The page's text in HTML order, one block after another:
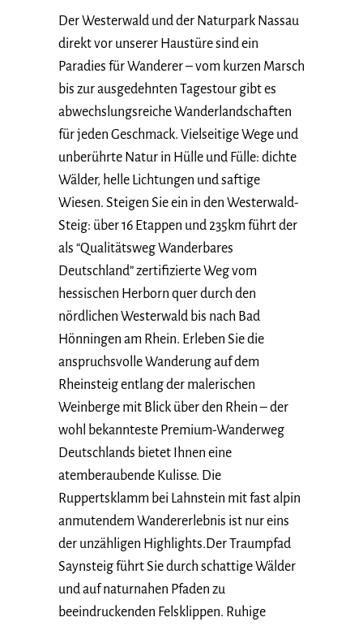
Der Westerwald und der Naturpark Nassau
direkt vor unserer Haustüre sind ein
Paradies für Wanderer – vom kurzen Marsch
bis zur ausgedehnten Tagestour gibt es
abwechslungsreiche Wanderlandschaften
für jeden Geschmack. Vielseitige Wege und
unberührte Natur in Hülle und Fülle: dichte
Wälder, helle Lichtungen und saftige
Wiesen. Steigen Sie ein in den Westerwald-
Steig: über 16 Etappen und 235km führt der
als “Qualitätsweg Wanderbares
Deutschland” zertifizierte Weg vom
hessischen Herborn quer durch den
nördlichen Westerwald bis nach Bad
Hönningen am Rhein. Erleben Sie die
anspruchsvolle Wanderung auf dem
Rheinsteig entlang der malerischen
Weinberge mit Blick über den Rhein – der
wohl bekannteste Premium-Wanderweg
Deutschlands bietet Ihnen eine
atemberaubende Kulisse. Die
Ruppertsklamm bei Lahnstein mit fast alpin
anmutendem Wandererlebnis ist nur eins
der unzähligen Highlights.Der Traumpfad
Saynsteig führt Sie durch schattige Wälder
und auf naturnahen Pfaden zu
beeindruckenden Felsklippen. Ruhige